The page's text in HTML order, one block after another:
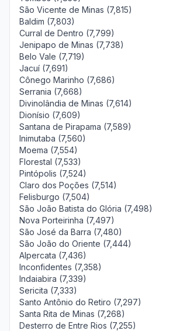
São Vicente de Minas (7,815)
Baldim (7,803)
Curral de Dentro (7,799)
Jenipapo de Minas (7,738)
Belo Vale (7,719)
Jacuí (7,691)
Cônego Marinho (7,686)
Serrania (7,668)
Divinolândia de Minas (7,614)
Dionísio (7,609)
Santana de Pirapama (7,589)
Inimutaba (7,560)
Moema (7,554)
Florestal (7,533)
Pintópolis (7,524)
Claro dos Poções (7,514)
Felisburgo (7,504)
São João Batista do Glória (7,498)
Nova Porteirinha (7,497)
São José da Barra (7,480)
São João do Oriente (7,444)
Alpercata (7,436)
Inconfidentes (7,358)
Indaiabira (7,339)
Sericita (7,333)
Santo Antônio do Retiro (7,297)
Santa Rita de Minas (7,268)
Desterro de Entre Rios (7,255)